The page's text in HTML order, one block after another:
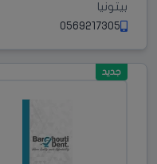
بيتونيا
0569217305
جديد